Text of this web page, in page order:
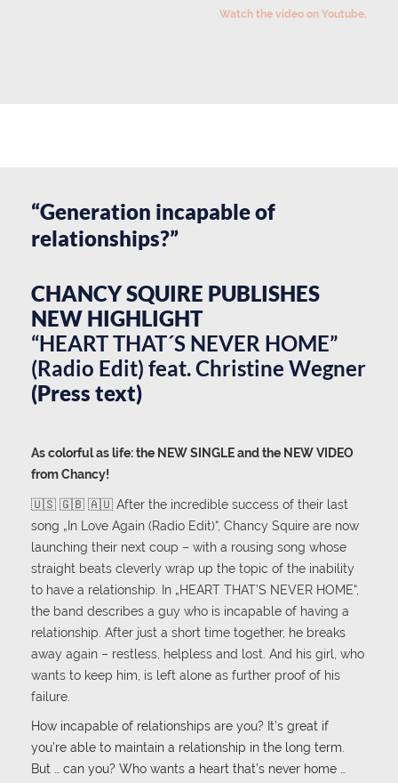
Watch the video on Youtube.
“Generation incapable of
relationships?”
CHANCY SQUIRE PUBLISHES
NEW HIGHLIGHT
“HEART THAT´S NEVER HOME”
(Radio Edit) feat. Christine Wegner
(Press text)
As colorful as life: the NEW SINGLE and the NEW VIDEO
from Chancy!
🇺🇸 🇬🇧 🇦🇺 After the incredible success of their last
song „In Love Again (Radio Edit)“, Chancy Squire are now
launching their next coup – with a rousing song whose
straight beats cleverly wrap up the topic of the inability
to have a relationship. In „HEART THAT’S NEVER HOME“,
the band describes a guy who is incapable of having a
relationship. After just a short time together, he breaks
away again – restless, helpless and lost. And his girl, who
wants to keep him, is left alone as further proof of his
failure.
How incapable of relationships are you? It’s great if
you’re able to maintain a relationship in the long term.
But … can you? Who wants a heart that’s never home …